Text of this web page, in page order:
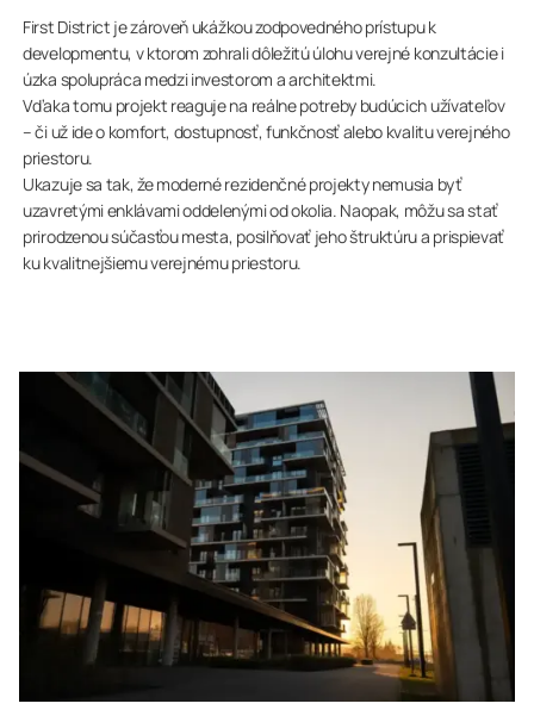
First District je zároveň ukážkou zodpovedného prístupu k
developmentu, v ktorom zohrali dôležitú úlohu verejné konzultácie i
úzka spolupráca medzi investorom a architektmi.
Vďaka tomu projekt reaguje na reálne potreby budúcich užívateľov
– či už ide o komfort, dostupnosť, funkčnosť alebo kvalitu verejného
priestoru.
Ukazuje sa tak, že moderné rezidenčné projekty nemusia byť
uzavretými enklávami oddelenými od okolia. Naopak, môžu sa stať
prirodzenou súčasťou mesta, posilňovať jeho štruktúru a prispievať
ku kvalitnejšiemu verejnému priestoru.